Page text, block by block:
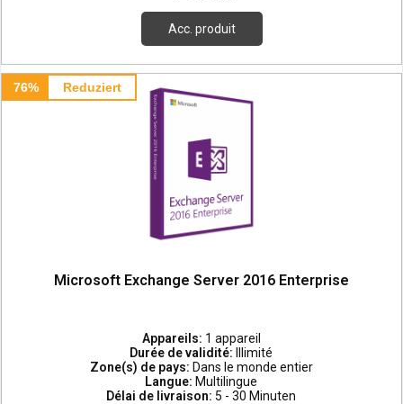
Acc. produit
76% Reduziert
Microsoft Exchange Server 2016 Enterprise
Appareils: 1 appareil
Durée de validité:
Illimité
Zone(s) de pays: Dans le monde entier
Langue: Multilingue
Délai de livraison: 5 - 30 Minuten